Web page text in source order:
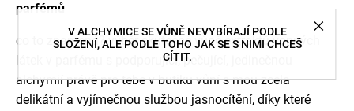
V ALCHYMICE SE VŮNĚ NEVYBÍRAJÍ PODLE
SLOŽENÍ, ALE PODLE TOHO JAK SE S NIMI CHCEŠ
CÍTIT.
parfémů
co to znamená? výběr skutečné vůně extraktů vonných
látek v parfému s podporující, pečující, jedinečnou
alchymií právě pro tebe v butiku vůní s mou zcela
delikátní a vyjímečnou službou jasnocítění, díky které